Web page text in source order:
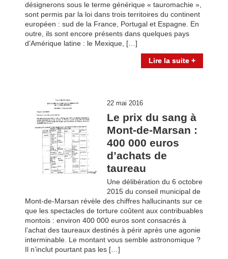
désignerons sous le terme générique « tauromachie »,
sont permis par la loi dans trois territoires du continent
européen : sud de la France, Portugal et Espagne. En
outre, ils sont encore présents dans quelques pays
d’Amérique latine : le Mexique, […]
Lire la suite +
22 mai 2016
Le prix du sang à
Mont-de-Marsan :
400 000 euros
d’achats de
taureau
Une délibération du 6 octobre
2015 du conseil municipal de
Mont-de-Marsan révèle des chiffres hallucinants sur ce
que les spectacles de torture coûtent aux contribuables
montois : environ 400 000 euros sont consacrés à
l’achat des taureaux destinés à périr après une agonie
interminable. Le montant vous semble astronomique ?
Il n’inclut pourtant pas les […]